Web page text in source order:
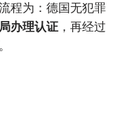
程为：德国无犯罪
办理认证 ，再经过
。